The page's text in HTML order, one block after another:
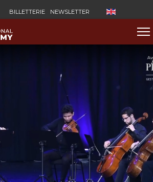
BILLETTERIE NEWSLETTER Sélectionnez